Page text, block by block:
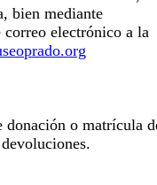
bien mediante
electrónico a la
donación o matrícula